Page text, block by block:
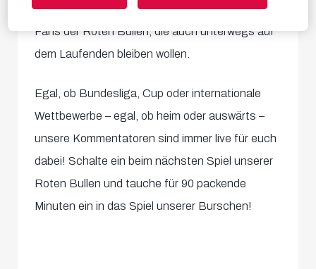
Bullenfunk eine zuverlässige Alternative für alle
Fans der Roten Bullen, die auch unterwegs auf
dem Laufenden bleiben wollen.
Egal, ob Bundesliga, Cup oder internationale
Wettbewerbe – egal, ob heim oder auswärts –
unsere Kommentatoren sind immer live für euch
dabei! Schalte ein beim nächsten Spiel unserer
Roten Bullen und tauche für 90 packende
Minuten ein in das Spiel unserer Burschen!